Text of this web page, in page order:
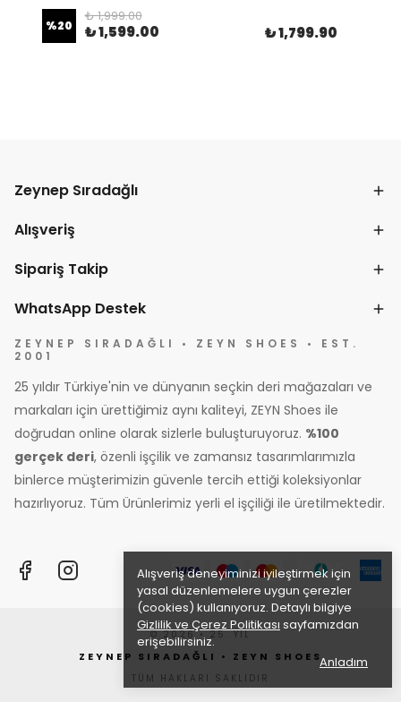
Alışveriş deneyiminizi iyileştirmek için
yasal düzenlemelere uygun çerezler
(cookies) kullanıyoruz. Detaylı bilgiye
Gizlilik ve Çerez Politikası sayfamızdan
erişebilirsiniz.
Anladım
%20
₺ 1,999.00
₺ 1,599.00 ₺ 1,799.90
Zeynep Sıradağlı
Alışveriş
Sipariş Takip
WhatsApp Destek
ZEYNEP SIRADAĞLI • ZEYN SHOES • EST.
2001
25 yıldır Türkiye'nin ve dünyanın seçkin deri mağazaları ve
markaları için ürettiğimiz aynı kaliteyi, ZEYN Shoes ile
doğrudan online olarak sizlerle buluşturuyoruz. %100
gerçek deri, özenli işçilik ve zamansız tasarımlarımızla
binlerce müşterimizin güvenle tercih ettiği koleksiyonlar
hazırlıyoruz. Tüm Ürünlerimiz yerli el işçiliği ile üretilmektedir.
© 2026 • 25. YIL
ZEYNEP SIRADAĞLI • ZEYN SHOES
TÜM HAKLARI SAKLIDIR